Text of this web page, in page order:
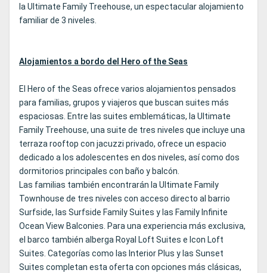
la Ultimate Family Treehouse, un espectacular alojamiento
familiar de 3 niveles.
Alojamientos a bordo del Hero of the Seas
El Hero of the Seas ofrece varios alojamientos pensados
para familias, grupos y viajeros que buscan suites más
espaciosas. Entre las suites emblemáticas, la Ultimate
Family Treehouse, una suite de tres niveles que incluye una
terraza rooftop con jacuzzi privado, ofrece un espacio
dedicado a los adolescentes en dos niveles, así como dos
dormitorios principales con baño y balcón.
Las familias también encontrarán la Ultimate Family
Townhouse de tres niveles con acceso directo al barrio
Surfside, las Surfside Family Suites y las Family Infinite
Ocean View Balconies. Para una experiencia más exclusiva,
el barco también alberga Royal Loft Suites e Icon Loft
Suites. Categorías como las Interior Plus y las Sunset
Suites completan esta oferta con opciones más clásicas,